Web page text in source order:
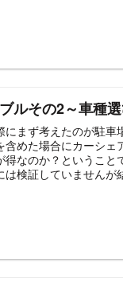
ルその2～車種
にまず考えたのが駐車
含めた場合にカーシェ
得なのか？ということ
は検証していませんが